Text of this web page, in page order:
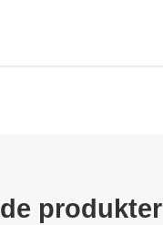
produkter